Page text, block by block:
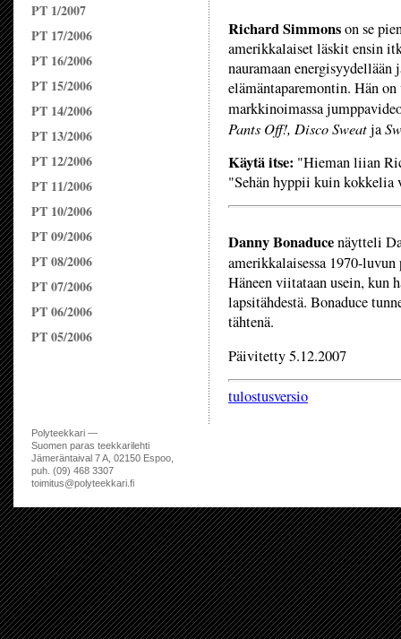
PT 1/2007
PT 17/2006
PT 16/2006
PT 15/2006
PT 14/2006
PT 13/2006
PT 12/2006
PT 11/2006
PT 10/2006
PT 09/2006
PT 08/2006
PT 07/2006
PT 06/2006
PT 05/2006
Richard Simmonson se
amerikkalaiset läskit ensin
nauramaan
elämäntaparemontin. Hän
markkinoimassa
Pants Off!, Disco Sweatja
Käytä itse: "Hieman liian
"Sehän hyppii kuin kokkelia
Danny Bonaducenäytteli
amerikkalaisessa 1970-
Häneen viitataan usein, kun
lapsitähdestä. Bonaduce
tähtenä.
Päivitetty 5.12.2007
tulostusversio
Polyteekkari —
Suomen paras teekkarilehti
Jämeräntaival 7 A, 02150 Espoo,
puh. (09) 468 3307
toimitus@polyteekkari.fi